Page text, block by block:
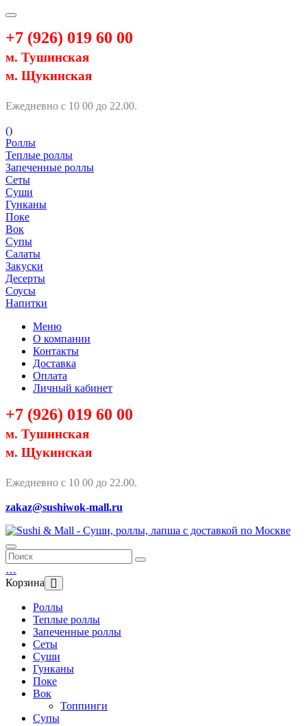
+7 (926) 019 60 00
м. Тушинская
м. Щукинская
Ежедневно с 10 00 до 22.00.
()
Роллы
Теплые роллы
Запеченные роллы
Сеты
Суши
Гунканы
Поке
Вок
Супы
Салаты
Закуски
Десерты
Соусы
Напитки
Меню
О компании
Контакты
Доставка
Оплата
Личный кабинет
+7 (926) 019 60 00
м. Тушинская
м. Щукинская
Ежедневно с 10 00 до 22.00.
zakaz@sushiwok-mall.ru
…
Корзина
Роллы
Теплые роллы
Запеченные роллы
Сеты
Суши
Гунканы
Поке
Вок
Топпинги
Супы